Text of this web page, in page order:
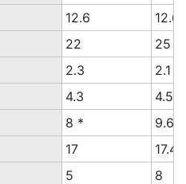
12.6
12.6
22
25
2.3
2.1
4.3
4.5
8 *
9.65
17
17.4
5
8